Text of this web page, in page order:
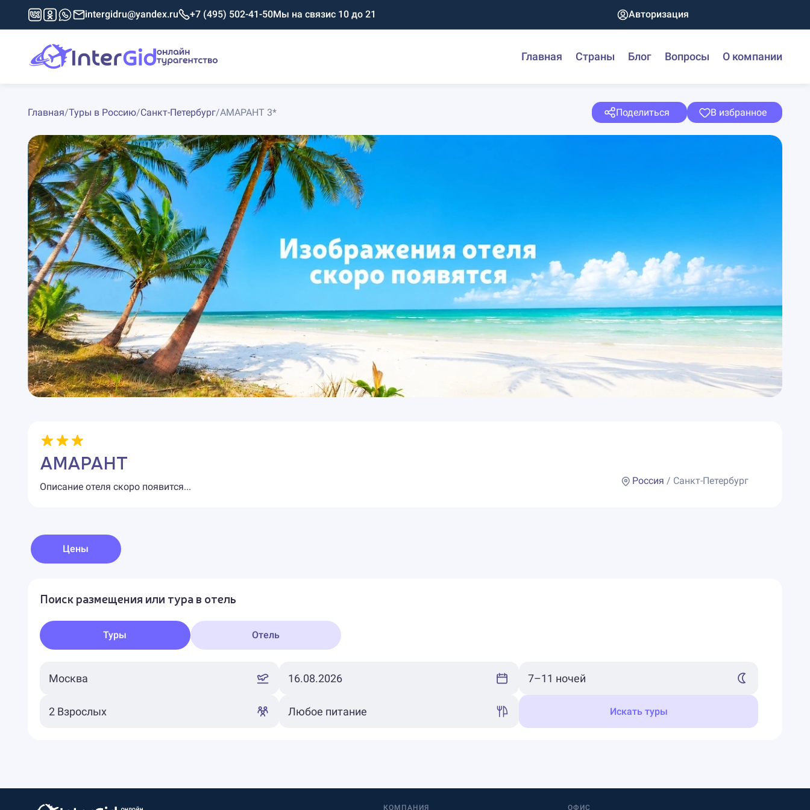
intergidru@yandex.ru +7 (495) 502-41-50Мы на связис 10 до 21 Авторизация
Главная Страны Блог Вопросы О компании
Главная/Туры в Россию/Санкт-Петербург/АМАРАНТ 3* Поделиться В избранное
АМАРАНТ
Описание отеля скоро появится...
Россия / Санкт-Петербург
Цены
Поиск размещения или тура в отель
Туры Отель
Искать туры
КОМПАНИЯ ОФИС